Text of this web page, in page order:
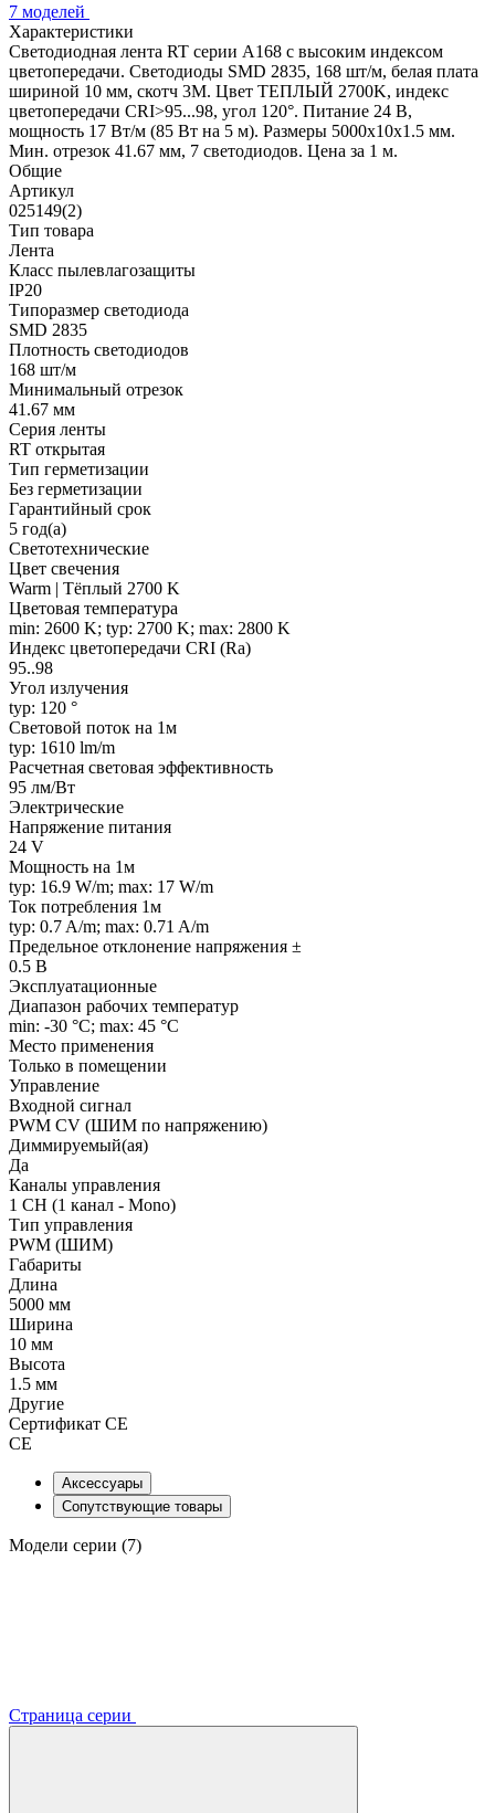
7 моделей
Характеристики
Светодиодная лента RT серии A168 с высоким индексом
цветопередачи. Светодиоды SMD 2835, 168 шт/м, белая плата
шириной 10 мм, скотч 3М. Цвет ТЕПЛЫЙ 2700K, индекс
цветопередачи CRI>95...98, угол 120°. Питание 24 В,
мощность 17 Вт/м (85 Вт на 5 м). Размеры 5000х10х1.5 мм.
Мин. отрезок 41.67 мм, 7 светодиодов. Цена за 1 м.
Общие
Артикул
025149(2)
Тип товара
Лента
Класс пылевлагозащиты
IP20
Типоразмер светодиода
SMD 2835
Плотность светодиодов
168 шт/м
Минимальный отрезок
41.67 мм
Серия ленты
RT открытая
Тип герметизации
Без герметизации
Гарантийный срок
5 год(а)
Светотехнические
Цвет свечения
Warm | Тёплый 2700 K
Цветовая температура
min: 2600 K; typ: 2700 K; max: 2800 K
Индекс цветопередачи CRI (Ra)
95..98
Угол излучения
typ: 120 °
Световой поток на 1м
typ: 1610 lm/m
Расчетная световая эффективность
95 лм/Вт
Электрические
Напряжение питания
24 V
Мощность на 1м
typ: 16.9 W/m; max: 17 W/m
Ток потребления 1м
typ: 0.7 A/m; max: 0.71 A/m
Предельное отклонение напряжения ±
0.5 В
Эксплуатационные
Диапазон рабочих температур
min: -30 °C; max: 45 °C
Место применения
Только в помещении
Управление
Входной сигнал
PWM СV (ШИМ по напряжению)
Диммируемый(ая)
Да
Каналы управления
1 CH (1 канал - Mono)
Тип управления
PWM (ШИМ)
Габариты
Длина
5000 мм
Ширина
10 мм
Высота
1.5 мм
Другие
Сертификат CE
CE
Аксессуары
Сопутствующие товары
Модели серии (7)
Страница серии